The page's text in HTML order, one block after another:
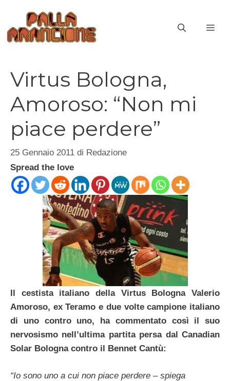
contenuto
Virtus Bologna,
Amoroso: “Non mi
piace perdere”
25 Gennaio 2011 di Redazione
Spread the love
Il cestista italiano della Virtus Bologna Valerio
Amoroso, ex Teramo e due volte campione italiano
di uno contro uno, ha commentato così il suo
nervosismo nell’ultima partita persa dal Canadian
Solar Bologna contro il Bennet Cantù:
“Io sono uno a cui non piace perdere – spiega